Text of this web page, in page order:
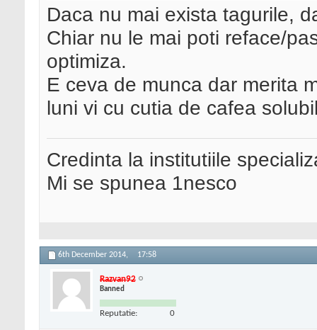
Daca nu mai exista tagurile,
Chiar nu le mai poti reface/
optimiza.
E ceva de munca dar merita
luni vi cu cutia de cafea
Credinta la institutiile
Mi se spunea 1nesco
6th December 2014, 17:58
Razvan92
Banned
Reputatie: 0